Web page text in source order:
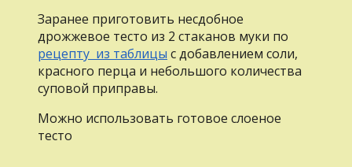
Заранее приготовить несдобное
дрожжевое тесто из 2 стаканов муки по
рецепту из таблицы с добавлением соли,
красного перца и небольшого количества
суповой приправы.
Можно использовать готовое слоеное
тесто